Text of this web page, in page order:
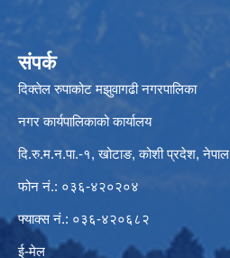
संपर्क
दिक्तेल रुपाकोट मझुवागढी नगरपालिका
नगर कार्यपालिकाको कार्यालय
दि.रु.म.न.पा.-१, खोटाङ, कोशी प्रदेश, नेपाल
फोन नं.: ०३६-४२०२०४
फ्याक्स नं.: ०३६-४२०६८२
ई-मेल